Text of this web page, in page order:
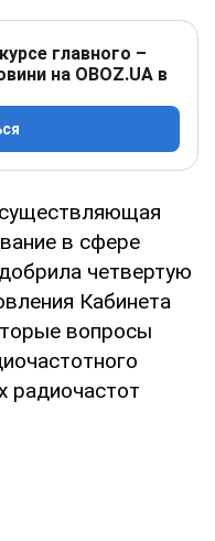
главного –
на OBOZ.UA в
в сфере
четвертую
Кабинета
вопросы
радиочастот